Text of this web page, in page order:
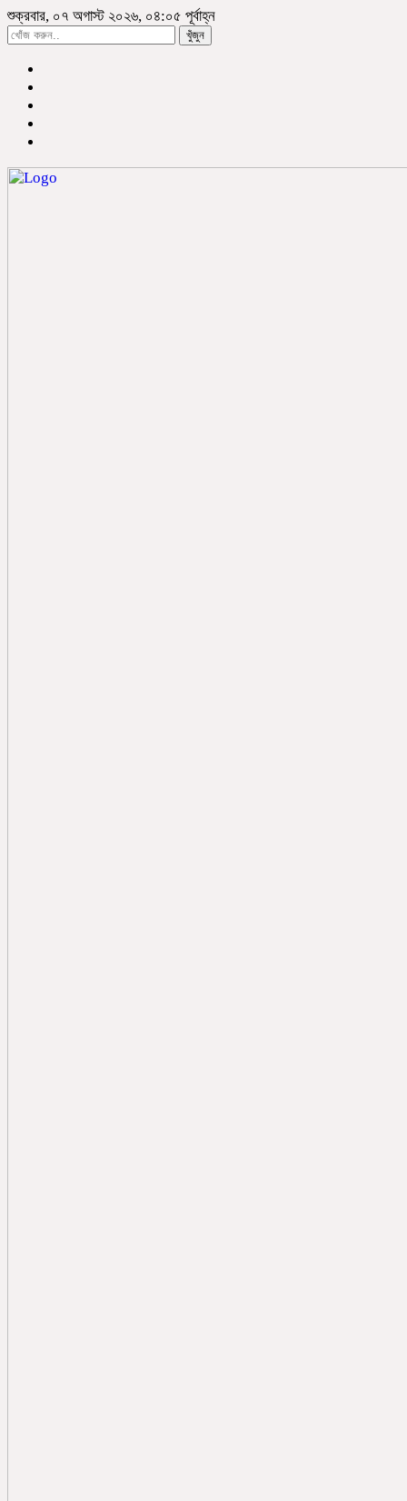
শুক্রবার, ০৭ অগাস্ট ২০২৬, ০৪:০৫ পূর্বাহ্ন
খুঁজুন